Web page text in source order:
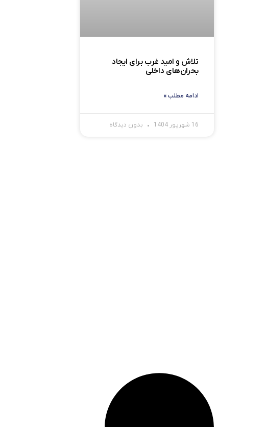
تلاش و امید غرب برای ایجاد
بحران‌های داخلی
ادامه مطلب »
16 شهریور 1404 بدون دیدگاه